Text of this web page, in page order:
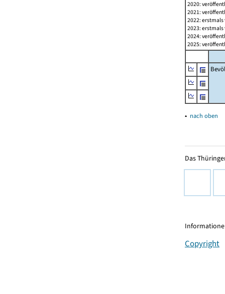
2020:
2021:
2022:
2023:
2024:
2025:
▴ nach oben
Das
Copyright